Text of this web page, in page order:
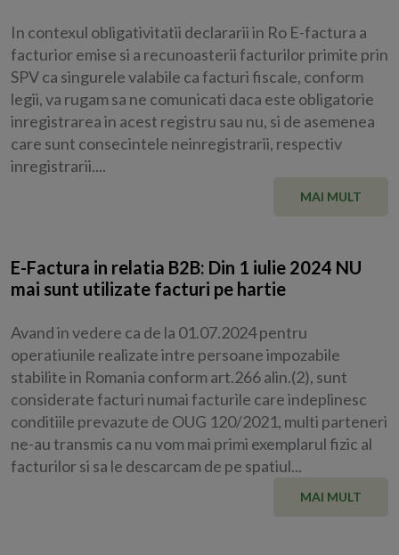
In contexul obligativitatii declararii in Ro E-factura a
facturior emise si a recunoasterii facturilor primite prin
SPV ca singurele valabile ca facturi fiscale, conform
legii, va rugam sa ne comunicati daca este obligatorie
inregistrarea in acest registru sau nu, si de asemenea
care sunt consecintele neinregistrarii, respectiv
inregistrarii....
MAI MULT
E-Factura in relatia B2B: Din 1 iulie 2024 NU
mai sunt utilizate facturi pe hartie
Avand in vedere ca de la 01.07.2024 pentru
operatiunile realizate intre persoane impozabile
stabilite in Romania conform art.266 alin.(2), sunt
considerate facturi numai facturile care indeplinesc
conditiile prevazute de OUG 120/2021, multi parteneri
ne-au transmis ca nu vom mai primi exemplarul fizic al
facturilor si sa le descarcam de pe spatiul...
MAI MULT